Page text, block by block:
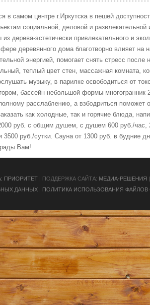
в самом центре г.Иркутска в пешей
социальной, деловой и развлекательной
дерева-эстетически привлекательного и
деревянного дома благотворно влияет на
энергией, помогает снять стресс после
теплый цвет стен, массажная комната,
музыку, в парилке освободиться от
бассейн небольшой формы многогранник
расслаблению, а взбодриться поможет
как холодные, так и горячие блюда,
руб. с общим душем, с душем 600 руб./час,
руб./сутки. Сауна от 1300 руб. в будние
Вам!
ПРИОРИТЕТ | ПОДДЕРЖКА САЙТА: МЕДИА-РЕШЕНИЯ
ДАННЫХ | ПОЛИТИКА ИСПОЛЬЗОВАНИЯ ФАЙЛОВ